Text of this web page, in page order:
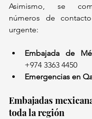
Asimismo, se
números de
urgente:
Embajada de
+974 3363 4450
Emergencias en
Embajadas
toda la región